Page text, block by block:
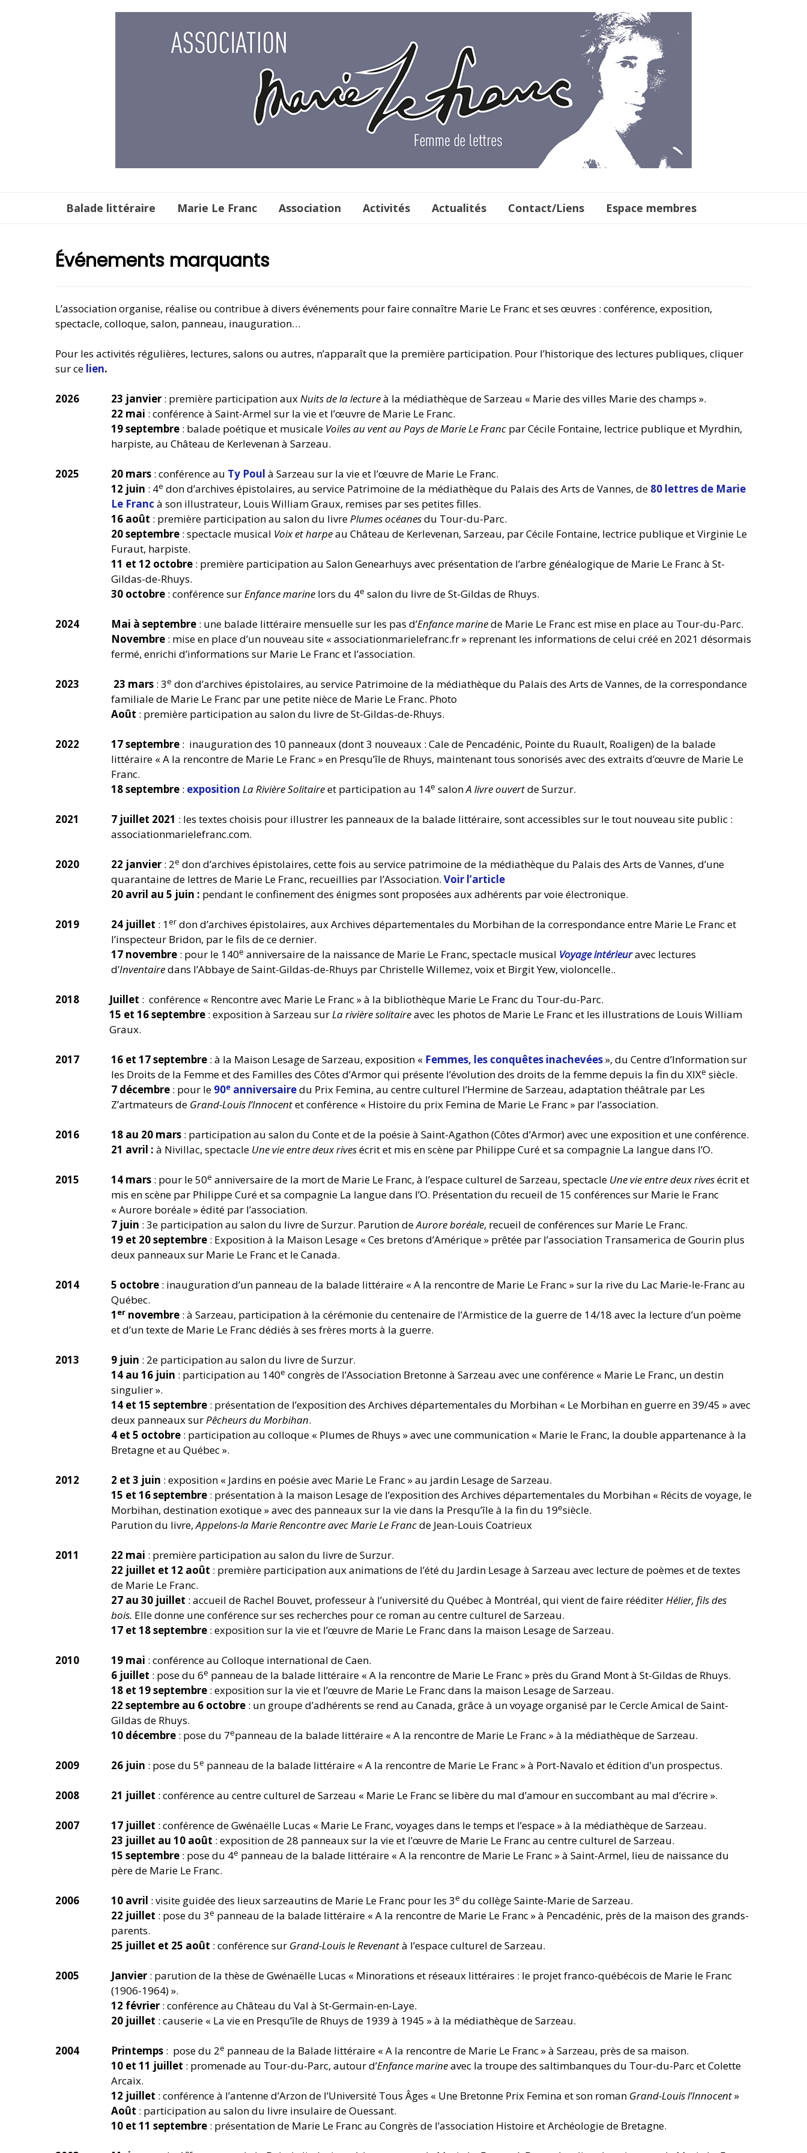
Balade littéraire Marie Le Franc Association Activités Actualités Contact/Liens Espace membres
Événements marquants
L’association organise, réalise ou contribue à divers événements pour faire connaître Marie Le Franc et ses œuvres : conférence, exposition,
spectacle, colloque, salon, panneau, inauguration…
Pour les activités régulières, lectures, salons ou autres, n’apparaît que la première participation. Pour l’historique des lectures publiques, cliquer
sur ce lien.
2026 23 janvier : première participation auxNuits de la lectureà la médiathèque de Sarzeau « Marie des villes Marie des champs ».
22 mai : conférence à Saint-Armel sur la vie et l’œuvre de Marie Le Franc.
19 septembre : balade poétique et musicale Voiles au vent au Pays de Marie Le Franc par Cécile Fontaine, lectrice publique et Myrdhin,
harpiste, au Château de Kerlevenan à Sarzeau.
2025 20 mars : conférence au Ty Poul à Sarzeau sur la vie et l’œuvre de Marie Le Franc.
12 juin : 4e don d’archives épistolaires, au service Patrimoine de la médiathèque du Palais des Arts de Vannes, de 80 lettres de Marie
Le Franc à son illustrateur, Louis William Graux, remises par ses petites filles.
16 août : première participation au salon du livrePlumes océanesdu Tour-du-Parc.
20 septembre : spectacle musical Voix et harpeau Château de Kerlevenan, Sarzeau, par Cécile Fontaine, lectrice publique et Virginie Le
Furaut, harpiste.
11 et 12 octobre : première participation au Salon Genearhuys avec présentation de l’arbre généalogique de Marie Le Franc à St-
Gildas-de-Rhuys.
30 octobre : conférence surEnfance marine lors du 4e salon du livre de St-Gildas de Rhuys.
2024 Mai à septembre : une balade littéraire mensuelle sur les pas d’Enfance marinede Marie Le Franc est mise en place au Tour-du-Parc.
Novembre: mise en place d’un nouveau site « associationmarielefranc.fr » reprenant les informations de celui créé en 2021 désormais
fermé, enrichi d’informations sur Marie Le Franc et l’association.
2023 23 mars: 3e don d’archives épistolaires, au service Patrimoine de la médiathèque du Palais des Arts de Vannes, de la correspondance
familiale de Marie Le Franc par une petite nièce de Marie Le Franc. Photo
Août : première participation au salon du livre de St-Gildas-de-Rhuys.
2022 17 septembre: inauguration des 10 panneaux (dont 3 nouveaux : Cale de Pencadénic, Pointe du Ruault, Roaligen) de la balade
littéraire « A la rencontre de Marie Le Franc » en Presqu’île de Rhuys, maintenant tous sonorisés avec des extraits d’œuvre de Marie Le
Franc.
18 septembre: exposition La Rivière Solitaireet participation au 14e salonA livre ouvertde Surzur.
2021 7 juillet 2021 : les textes choisis pour illustrer les panneaux de la balade littéraire, sont accessibles sur le tout nouveau site public :
associationmarielefranc.com.
2020 22 janvier: 2e don d’archives épistolaires, cette fois au service patrimoine de la médiathèque du Palais des Arts de Vannes, d’une
quarantaine de lettres de Marie Le Franc, recueillies par l’Association. Voir l’article
20 avril au 5 juin : pendant le confinement des énigmes sont proposées aux adhérents par voie électronique.
2019 24 juillet : 1erdon d’archives épistolaires, aux Archives départementales du Morbihan de la correspondance entre Marie Le Franc et
l’inspecteur Bridon, par le fils de ce dernier.
17 novembre: pour le 140e anniversaire de la naissance de Marie Le Franc, spectacle musical Voyage intérieuravec lectures
d’Inventairedans l’Abbaye de Saint-Gildas-de-Rhuys par Christelle Willemez, voix et Birgit Yew, violoncelle..
2018 Juillet : conférence « Rencontre avec Marie Le Franc » à la bibliothèque Marie Le Franc du Tour-du-Parc.
15 et 16 septembre : exposition à Sarzeau surLa rivière solitaireavec les photos de Marie Le Franc et les illustrations de Louis William
Graux.
2017 16 et 17 septembre: à la Maison Lesage de Sarzeau, exposition « Femmes, les conquêtes inachevées», du Centre d’Information sur
les Droits de la Femme et des Familles des Côtes d’Armor qui présente l’évolution des droits de la femme depuis la fin du XIXe siècle.
7 décembre : pour le 90eanniversairedu Prix Femina, au centre culturel l’Hermine de Sarzeau, adaptation théâtrale par Les
Z’artmateurs de Grand-Louis l’Innocentet conférence « Histoire du prix Femina de Marie Le Franc » par l’association.
2016 18 au 20 mars : participation au salon du Conte et de la poésie à Saint-Agathon (Côtes d’Armor) avec une exposition et une conférence.
21 avril : à Nivillac, spectacle Une vie entre deux rivesécrit et mis en scène par Philippe Curé et sa compagnie La langue dans l’O.
2015 14 mars : pour le 50e anniversaire de la mort de Marie Le Franc, à l’espace culturel de Sarzeau, spectacle Une vie entre deux rivesécrit et
mis en scène par Philippe Curé et sa compagnie La langue dans l’O. Présentation du recueil de 15 conférences sur Marie le Franc
« Aurore boréale » édité par l’association.
7 juin : 3e participation au salon du livre de Surzur. Parution deAurore boréale, recueil de conférences sur Marie Le Franc.
19 et 20 septembre : Exposition à la Maison Lesage « Ces bretons d’Amérique » prêtée par l’association Transamerica de Gourin plus
deux panneaux sur Marie Le Franc et le Canada.
2014 5 octobre: inauguration d’un panneau de la balade littéraire « A la rencontre de Marie Le Franc » sur la rive du Lac Marie-le-Franc au
Québec.
1 ernovembre: à Sarzeau, participation à la cérémonie du centenaire de l’Armistice de la guerre de 14/18 avec la lecture d’un poème
et d’un texte de Marie Le Franc dédiés à ses frères morts à la guerre.
2013 9 juin : 2e participation au salon du livre de Surzur.
14 au 16 juin : participation au 140e congrès de l’Association Bretonne à Sarzeau avec une conférence « Marie Le Franc, un destin
singulier ».
14 et 15 septembre: présentation de l’exposition des Archives départementales du Morbihan « Le Morbihan en guerre en 39/45 » avec
deux panneaux surPêcheurs du Morbihan.
4 et 5 octobre: participation au colloque « Plumes de Rhuys » avec une communication « Marie le Franc, la double appartenance à la
Bretagne et au Québec ».
2012 2 et 3 juin : exposition « Jardins en poésie avec Marie Le Franc » au jardin Lesage de Sarzeau.
15 et 16 septembre: présentation à la maison Lesage de l’exposition des Archives départementales du Morbihan « Récits de voyage, le
Morbihan, destination exotique » avec des panneaux sur la vie dans la Presqu’île à la fin du 19esiècle.
Parution du livre,Appelons-la Marie Rencontre avec Marie Le Francde Jean-Louis Coatrieux
2011 22 mai : première participation au salon du livre de Surzur.
22 juillet et 12 août : première participation aux animations de l’été du Jardin Lesage à Sarzeau avec lecture de poèmes et de textes
de Marie Le Franc.
27 au 30 juillet : accueil de Rachel Bouvet, professeur à l’université du Québec à Montréal, qui vient de faire rééditerHélier, fils des
bois. Elle donne une conférence sur ses recherches pour ce roman au centre culturel de Sarzeau.
17 et 18 septembre : exposition sur la vie et l’œuvre de Marie Le Franc dans la maison Lesage de Sarzeau.
2010 19 mai : conférence au Colloque international de Caen.
6 juillet : pose du 6e panneau de la balade littéraire « A la rencontre de Marie Le Franc » près du Grand Mont à St-Gildas de Rhuys.
18 et 19 septembre : exposition sur la vie et l’œuvre de Marie Le Franc dans la maison Lesage de Sarzeau.
22 septembre au 6 octobre: un groupe d’adhérents se rend au Canada, grâce à un voyage organisé par le Cercle Amical de Saint-
Gildas de Rhuys.
10 décembre : pose du 7epanneau de la balade littéraire « A la rencontre de Marie Le Franc » à la médiathèque de Sarzeau.
2009 26 juin : pose du 5e panneau de la balade littéraire « A la rencontre de Marie Le Franc » à Port-Navalo et édition d’un prospectus.
2008 21 juillet : conférence au centre culturel de Sarzeau « Marie Le Franc se libère du mal d’amour en succombant au mal d’écrire ».
2007 17 juillet : conférence de Gwénaëlle Lucas « Marie Le Franc, voyages dans le temps et l’espace » à la médiathèque de Sarzeau.
23 juillet au 10 août : exposition de 28 panneaux sur la vie et l’œuvre de Marie Le Franc au centre culturel de Sarzeau.
15 septembre: pose du 4e panneau de la balade littéraire « A la rencontre de Marie Le Franc » à Saint-Armel, lieu de naissance du
père de Marie Le Franc.
2006 10 avril : visite guidée des lieux sarzeautins de Marie Le Franc pour les 3e du collège Sainte-Marie de Sarzeau.
22 juillet : pose du 3e panneau de la balade littéraire « A la rencontre de Marie Le Franc » à Pencadénic, près de la maison des grands-
parents.
25 juillet et 25 août : conférence sur Grand-Louis le Revenantà l’espace culturel de Sarzeau.
2005 Janvier: parution de la thèse de Gwénaëlle Lucas « Minorations et réseaux littéraires : le projet franco-québécois de Marie le Franc
(1906-1964) ».
12 février: conférence au Château du Val à St-Germain-en-Laye.
20 juillet : causerie « La vie en Presqu’île de Rhuys de 1939 à 1945 » à la médiathèque de Sarzeau.
2004 Printemps : pose du 2e panneau de la Balade littéraire « A la rencontre de Marie Le Franc » à Sarzeau, près de sa maison.
10 et 11 juillet : promenade au Tour-du-Parc, autour d’Enfance marineavec la troupe des saltimbanques du Tour-du-Parc et Colette
Arcaix.
12 juillet : conférence à l’antenne d’Arzon de l’Université Tous Âges « Une Bretonne Prix Femina et son roman Grand-Louis l’Innocent»
Août : participation au salon du livre insulaire de Ouessant.
10 et 11 septembre: présentation de Marie Le Franc au Congrès de l’association Histoire et Archéologie de Bretagne.